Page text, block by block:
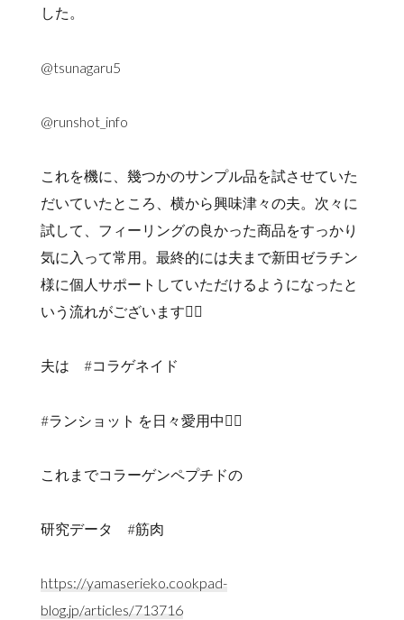
した。
@tsunagaru5
@runshot_info
これを機に、幾つかのサンプル品を試させていた
だいていたところ、横から興味津々の夫。次々に
試して、フィーリングの良かった商品をすっかり
気に入って常用。最終的には夫まで新田ゼラチン
様に個人サポートしていただけるようになったと
いう流れがございます🙇‍♀️
夫は #コラゲネイド
#ランショット を日々愛用中🙇‍♀️
これまでコラーゲンペプチドの
研究データ #筋肉
https://yamaserieko.cookpad-
blog.jp/articles/713716